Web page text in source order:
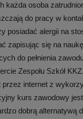
każda osoba
do pracy w
posiadać alergii na
zapisując się na
do pełnienia
Zespołu Szkół
internet z
kurs zawodowy
dobrą alternatywą